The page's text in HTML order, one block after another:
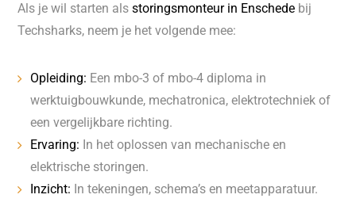
Als je wil starten alsstoringsmonteur in Enschede bij
Techsharks, neem je het volgende mee:
Opleiding: Een mbo-3 of mbo-4 diploma in
werktuigbouwkunde, mechatronica, elektrotechniek of
een vergelijkbare richting.
Ervaring: In het oplossen van mechanische en
elektrische storingen.
Inzicht: In tekeningen, schema’s en meetapparatuur.